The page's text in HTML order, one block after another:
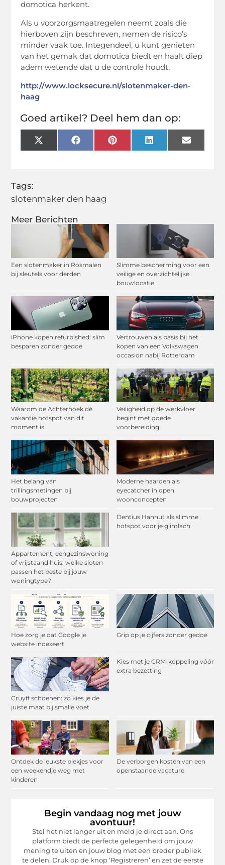
Meer Berichten
Een slotenmaker in Rosmalen
bij sleutels voor derden
Slimme bescherming voor een
veilige en overzichtelijke
bouwlocatie
iPhone kopen refurbished: slim
besparen zonder gedoe
Vertrouwen als basis bij het
kopen van een Volkswagen
occasion nabij Rotterdam
Waarom de Achterhoek dé
vakantie hotspot van dit
moment is
Veiligheid op de werkvloer
begint met goede
voorbereiding
Het belang van
trillingsmetingen bij
bouwprojecten
Moderne haarden als
eyecatcher in open
woonconcepten
Appartement, eengezinswoning
of vrijstaand huis: welke sloten
passen het beste bij jouw
woningtype?
Dentius Hannut als slimme
hotspot voor je glimlach
Hoe zorg je dat Google je
website indexeert
Grip op je cijfers zonder gedoe
Cruyff schoenen: zo kies je de
juiste maat bij smalle voet
Kies met je CRM-koppeling vóór
extra bezetting
Ontdek de leukste plekjes voor
een weekendje weg met
kinderen
De verborgen kosten van een
openstaande vacature
Begin vandaag nog met jouw
avontuur!
Stel het niet langer uit en meld je direct aan. Ons
platform biedt de perfecte gelegenheid om jouw
mening te uiten en jouw blog met een breder publiek
te delen. Druk op de knop ‘Registreren’ en zet de eerste
domotica herkent.
Als u voorzorgsmaatregelen neemt zoals die
hierboven zijn beschreven, nemen de risico’s
minder vaak toe. Integendeel, u kunt genieten
van het gemak dat domotica biedt en haalt diep
adem wetende dat u de controle houdt.
http://www.locksecure.nl/slotenmaker-den-
haag
Goed artikel? Deel hem dan op:
X
(Twitter)
FacebookPinterestLinkedInEmail
Tags:
slotenmaker den haag